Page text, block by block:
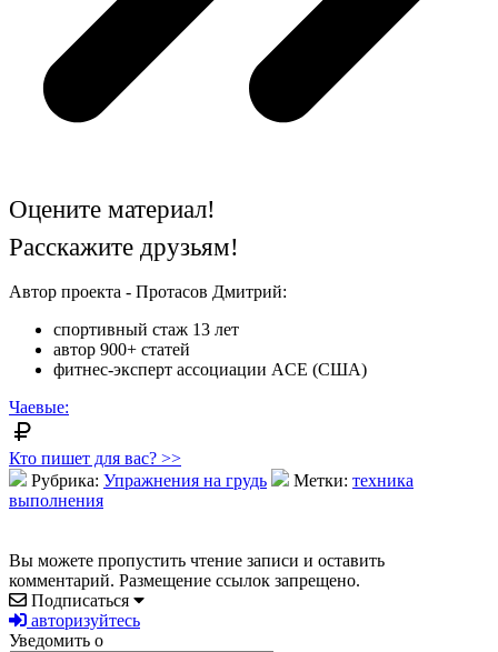
Оцените материал!
Расскажите друзьям!
Автор проекта - Протасов Дмитрий:
спортивный стаж 13 лет
автор 900+ статей
фитнес-эксперт ассоциации ACE (США)
Чаевые:
Кто пишет для вас? >>
Рубрика: Упражнения на грудь Метки: техника
выполнения
Вы можете пропустить чтение записи и оставить
комментарий. Размещение ссылок запрещено.
Подписаться
авторизуйтесь
Уведомить о